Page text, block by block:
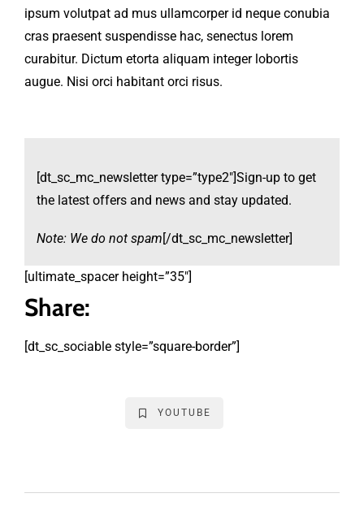
ipsum volutpat ad mus ullamcorper id neque conubia
cras praesent suspendisse hac, senectus lorem
curabitur. Dictum etorta aliquam integer lobortis
augue. Nisi orci habitant orci risus.
[dt_sc_mc_newsletter type=”type2″]Sign-up to get
the latest offers and news and stay updated.
Note: We do not spam[/dt_sc_mc_newsletter]
[ultimate_spacer height=”35″]
Share:
[dt_sc_sociable style=”square-border”]
YOUTUBE